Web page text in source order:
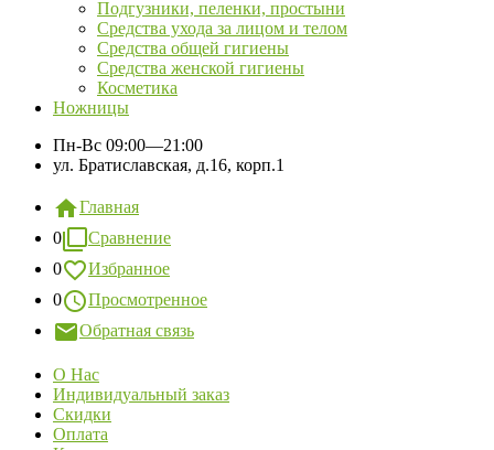
Подгузники, пеленки, простыни
Средства ухода за лицом и телом
Средства общей гигиены
Средства женской гигиены
Косметика
Ножницы
Пн-Вс 09:00—21:00
ул. Братиславская, д.16, корп.1
Главная
0
Сравнение
0
Избранное
0
Просмотренное
Обратная связь
О Нас
Индивидуальный заказ
Скидки
Оплата